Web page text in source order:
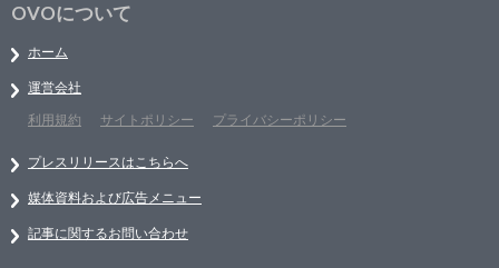
OVOについて
ホーム
運営会社
利用規約
サイトポリシー プライバシーポリシー
プレスリリースはこちらへ
媒体資料および広告メニュー
記事に関するお問い合わせ